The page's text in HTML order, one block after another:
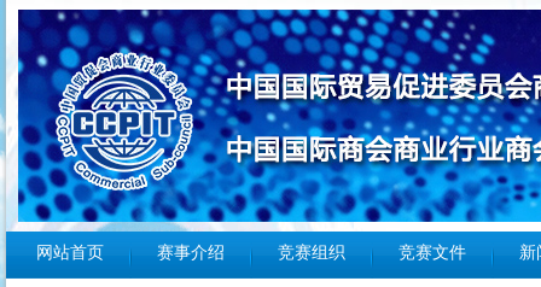
网站首页 赛事介绍 竞赛组织 竞赛文件 新